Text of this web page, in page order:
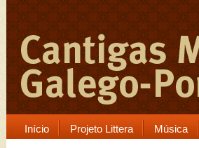
Início Projeto Littera Música